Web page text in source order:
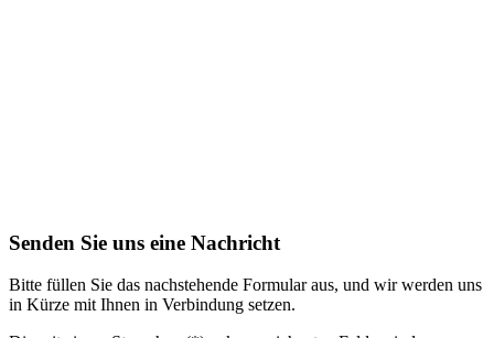
Senden Sie uns eine Nachricht
Bitte füllen Sie das nachstehende Formular aus, und wir werden uns
in Kürze mit Ihnen in Verbindung setzen.